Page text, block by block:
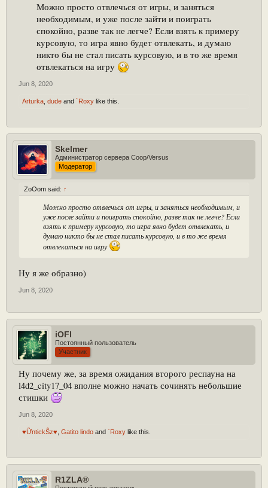
Можно просто отвлечься от игры, и заняться
необходимым, и уже после зайти и поиграть
спокойно, разве так не легче? Если взять к примеру
курсовую, то игра явно будет отвлекать, и думаю
никто бы не стал писать курсовую, и в то же время
отвлекаться на игру
Jun 8, 2020
Arturka dude and `Roxy like this.
Skelmer
Администратор сервера Coop/Versus
Модератор
ZoOom said: ↑
Можно просто отвлечься от игры, и заняться необходимым, и
уже после зайти и поиграть спокойно, разве так не легче? Если
взять к примеру курсовую, то игра явно будет отвлекать, и
думаю никто бы не стал писать курсовую, и в то же время
отвлекаться на игру
Ну я же образно)
Jun 8, 2020
iOFl
Постоянный пользователь
Участник
Ну почему же, за время ожидания второго респауна на
l4d2_city17_04 вполне можно начать сочинять небольшие
стишки
Jun 8, 2020
♥ỮntickŜz♥ Gatito lindo and `Roxy like this.
R1ZLA®